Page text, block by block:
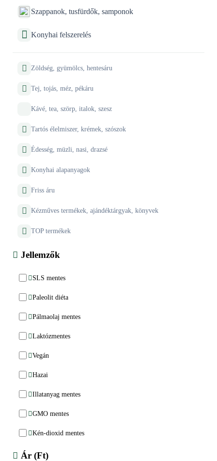
Szappanok, tusfürdők, samponok
Konyhai felszerelés
Zöldség, gyümölcs, hentesáru
Tej, tojás, méz, pékáru
Kávé, tea, szörp, italok, szesz
Tartós élelmiszer, krémek, szószok
Édesség, müzli, nasi, drazsé
Konyhai alapanyagok
Friss áru
Kézműves termékek, ajándéktárgyak, könyvek
TOP termékek
Jellemzők
SLS mentes
Paleolit diéta
Pálmaolaj mentes
Laktózmentes
Vegán
Hazai
Illatanyag mentes
GMO mentes
Kén-dioxid mentes
Ár (Ft)